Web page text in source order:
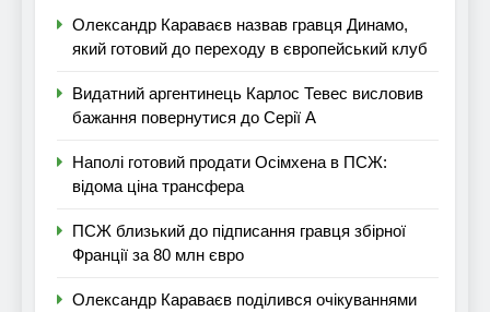
Олександр Караваєв назвав гравця Динамо,
який готовий до переходу в європейський клуб
Видатний аргентинець Карлос Тевес висловив
бажання повернутися до Серії А
Наполі готовий продати Осімхена в ПСЖ:
відома ціна трансфера
ПСЖ близький до підписання гравця збірної
Франції за 80 млн євро
Олександр Караваєв поділився очікуваннями